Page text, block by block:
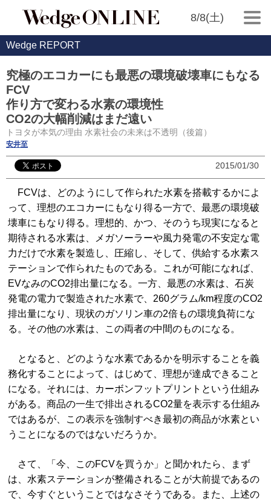
8/8(土)
Wedge REPORT
究極のエコカーにも最悪の環境破壊車にもなる
FCV
作り方で変わる水素の環境性
CO2の大幅削減はまだ遠い
トヨタが本気の理由 水素社会の未来は不透明（後篇）
安井至
2015/01/30
FCVは、どのようにして作られた水素を搭載するかによ
って、理想のエコカーにもなり得る一方で、最悪の環境破
壊車にもなり得る。理想的、かつ、そのうち現実になると
期待される水素は、メガソーラーや風力発電の不安定な電
力だけで水素を製造し、圧縮し、そして、供給する水素ス
テーションで作られたものである。これが可能になれば、
EVなみのCO2排出量になる。一方、最悪の水素は、石炭
発電の電力で製造された水素で、260グラム/km程度のCO2
排出量になり、現状のガソリン車の2倍もの環境負荷にな
る。その他の水素は、この両者の中間のものになる。
となると、どのような水素であるかを明示することを義
務化することによって、はじめて、理想が達成できること
になる。それには、カーボンフットプリントという仕組み
がある。商品の一生で排出されるCO2量を表示する仕組み
ではあるが、この表示を強制すべき最初の商品が水素とい
うことになるのではないだろうか。
さて、「今、このFCVを買うか」と聞かれたら、まず
は、水素ステーションが整備されることが大前提であるの
で、今すぐということではなさそうである。また、上述の